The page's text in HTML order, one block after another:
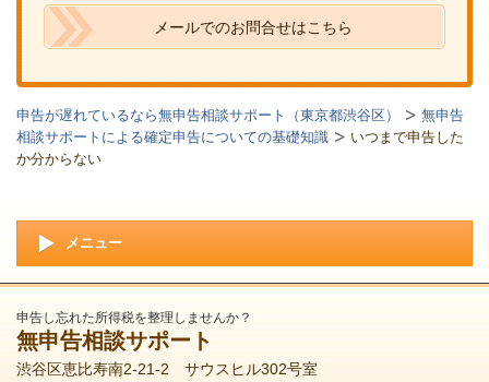
メールでのお問合せはこちら
申告が遅れているなら無申告相談サポート（東京都渋谷区）
無申告
相談サポートによる確定申告についての基礎知識
いつまで申告した
か分からない
メニュー
申告し忘れた所得税を整理しませんか？
無申告相談サポート
渋谷区恵比寿南2-21-2 サウスヒル302号室